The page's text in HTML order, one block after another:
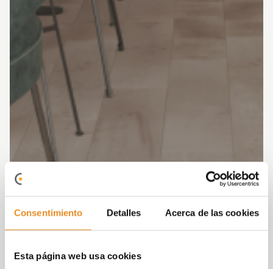
Consentimiento Detalles Acerca de las cookies
Esta página web usa cookies